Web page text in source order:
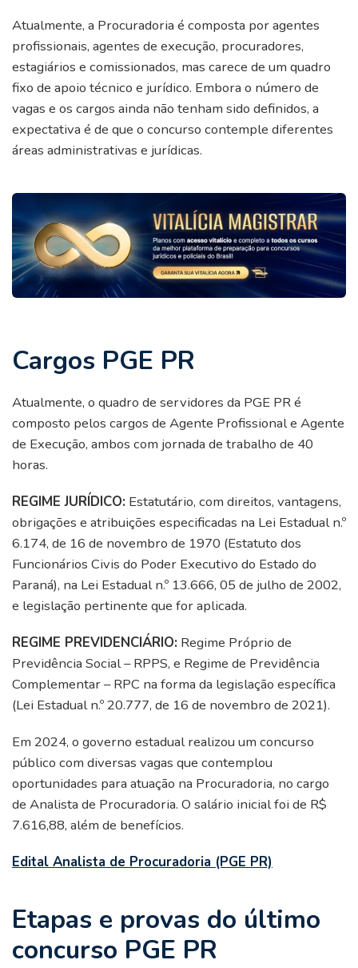
Atualmente, a Procuradoria é composta por agentes
profissionais, agentes de execução, procuradores,
estagiários e comissionados, mas carece de um quadro
fixo de apoio técnico e jurídico. Embora o número de
vagas e os cargos ainda não tenham sido definidos, a
expectativa é de que o concurso contemple diferentes
áreas administrativas e jurídicas.
Cargos PGE PR
Atualmente, o quadro de servidores da PGE PR é
composto pelos cargos de Agente Profissional e Agente
de Execução, ambos com jornada de trabalho de 40
horas.
REGIME JURÍDICO: Estatutário, com direitos, vantagens,
obrigações e atribuições especificadas na Lei Estadual n.º
6.174, de 16 de novembro de 1970 (Estatuto dos
Funcionários Civis do Poder Executivo do Estado do
Paraná), na Lei Estadual n.º 13.666, 05 de julho de 2002,
e legislação pertinente que for aplicada.
REGIME PREVIDENCIÁRIO: Regime Próprio de
Previdência Social – RPPS, e Regime de Previdência
Complementar – RPC na forma da legislação específica
(Lei Estadual n.º 20.777, de 16 de novembro de 2021).
Em 2024, o governo estadual realizou um concurso
público com diversas vagas que contemplou
oportunidades para atuação na Procuradoria, no cargo
de Analista de Procuradoria. O salário inicial foi de R$
7.616,88, além de benefícios.
Edital Analista de Procuradoria (PGE PR)
Etapas e provas do último
concurso PGE PR